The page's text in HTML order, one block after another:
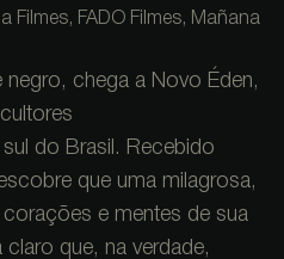
Filmes, FADO Filmes, Mañana
negro, chega a Novo Éden,
do Brasil. Recebido
que uma milagrosa,
e mentes de sua
que, na verdade,